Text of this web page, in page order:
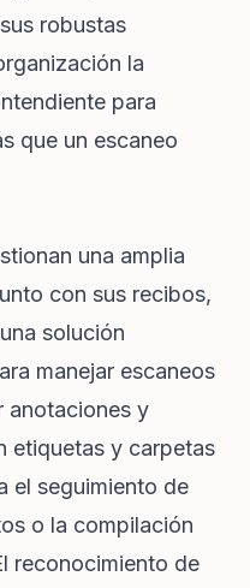
robustas
la
para
que un escaneo
una amplia
con sus recibos,
solución
manejar escaneos
anotaciones y
etiquetas y carpetas
el seguimiento de
o la compilación
reconocimiento de